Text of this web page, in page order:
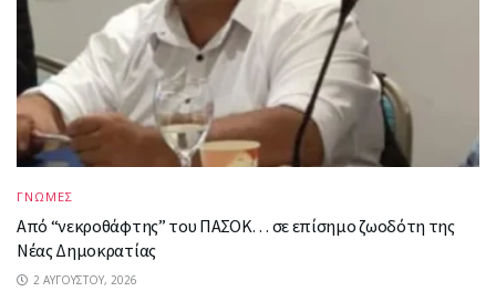
ΓΝΩΜΕΣ
Από “νεκροθάφτης” του ΠΑΣΟΚ… σε επίσημο ζωοδότη της
Νέας Δημοκρατίας
2 ΑΥΓΟΎΣΤΟΥ, 2026